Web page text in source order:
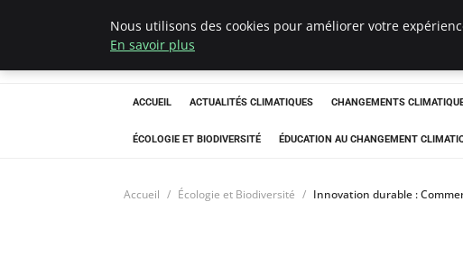
Climatedebtagents
ACCUEIL ACTUALITÉS CLIMATIQUES CHANGEMENTS
ÉCOLOGIE ET BIODIVERSITÉ ÉDUCATION AU CHANGEMENT
Accueil Écologie et Biodiversité Innovation durable :
Nous utilisons des cookies pour améliorer votre
En savoir plus